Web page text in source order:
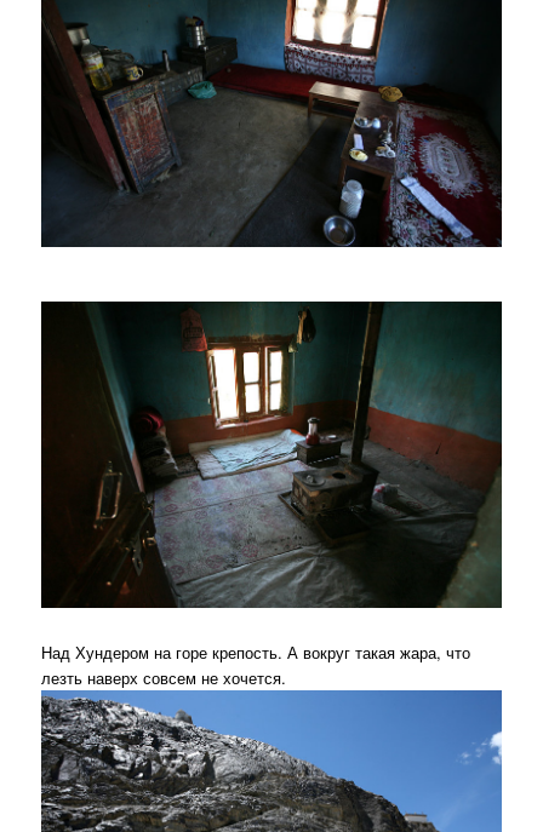
Над Хундером на горе крепость. А вокруг такая жара, что
лезть наверх совсем не хочется.